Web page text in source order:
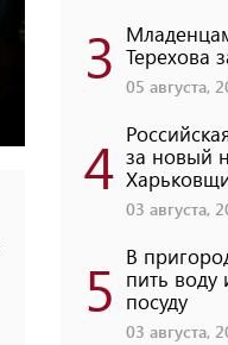
3 Терехова
05 августа,
4 за новый
03 августа,
5 В
пить
посуду
03 августа,